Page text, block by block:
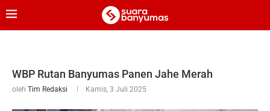
WBP Rutan Banyumas Panen Jahe Merah
oleh Tim Redaksi Kamis, 3 Juli 2025